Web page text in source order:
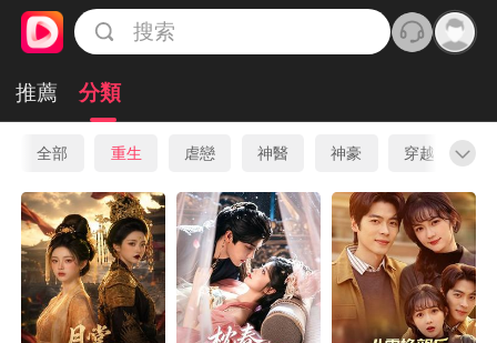
推薦 分類
全部 重生 虐戀 神醫 神豪 穿越